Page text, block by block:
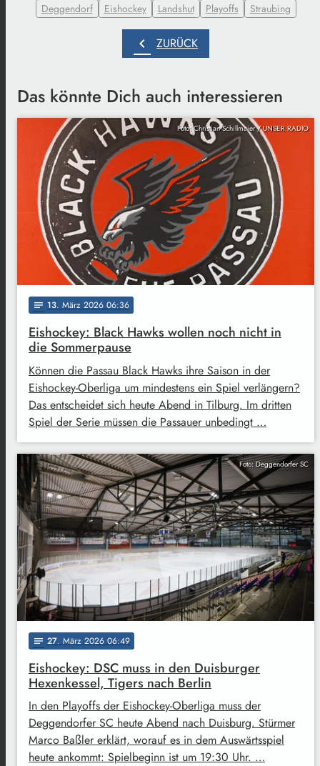
Deggendorf Eishockey Landshut Playoffs Straubing
chevron_left ZURÜCK
Das könnte Dich auch interessieren
Foto: Christian Schillmaier / UNSER RADIO
notes 13. März 2026 06:36
Eishockey: Black Hawks wollen noch nicht in
die Sommerpause
Können die Passau Black Hawks ihre Saison in der
Eishockey-Oberliga um mindestens ein Spiel verlängern?
Das entscheidet sich heute Abend in Tilburg. Im dritten
Spiel der Serie müssen die Passauer unbedingt …
Foto: Deggendorfer SC
notes 27. März 2026 06:49
Eishockey: DSC muss in den Duisburger
Hexenkessel, Tigers nach Berlin
In den Playoffs der Eishockey-Oberliga muss der
Deggendorfer SC heute Abend nach Duisburg. Stürmer
Marco Baßler erklärt, worauf es in dem Auswärtsspiel
heute ankommt: Spielbeginn ist um 19:30 Uhr. …